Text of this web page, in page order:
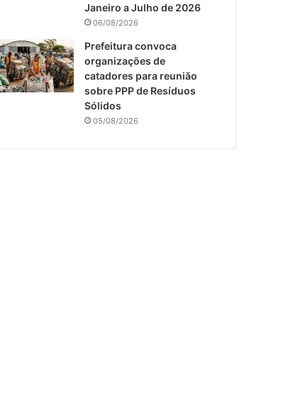
Janeiro a Julho de 2026
06/08/2026
Prefeitura convoca
organizações de
catadores para reunião
sobre PPP de Resíduos
Sólidos
05/08/2026